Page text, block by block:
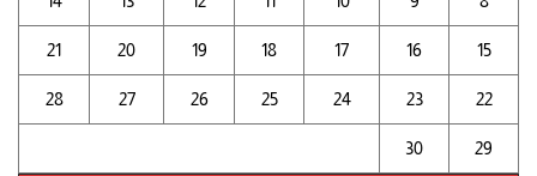
15
16
17
18
19
20
21
22
23
24
25
26
27
28
29
30